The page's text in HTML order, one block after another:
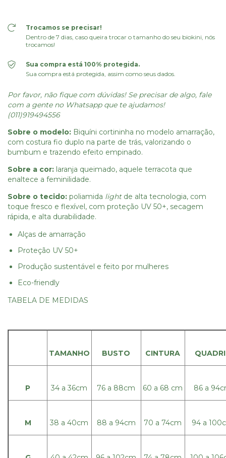
Trocamos se precisar!
Dentro de 7 dias, caso queira trocar o tamanho do seu biokini, nós
trocamos!
Sua compra está 100% protegida.
Sua compra está protegida, assim como seus dados.
Por favor, não fique com dúvidas! Se precisar de algo, fale
com a gente no Whatsapp que te ajudamos!
(011)919494556
Sobre o modelo: Biquíni cortininha no modelo amarração,
com costura fio duplo na parte de trás, valorizando o
bumbum e trazendo efeito empinado.
Sobre a cor: laranja queimado, aquele terracota que
enaltece a feminilidade.
Sobre o tecido: poliamida light de alta tecnologia, com
toque fresco e flexível, com proteção UV 50+, secagem
rápida, e alta durabilidade.
Alças de amarração
Proteção UV 50+
Produção sustentável e feito por mulheres
Eco-friendly
TABELA DE MEDIDAS
TAMANHO BUSTO CINTURA
P 34 a 36cm 76 a 88cm 60 a 68 cm 86 a
M 38 a 40cm 88 a 94cm 70 a 74cm 94 a